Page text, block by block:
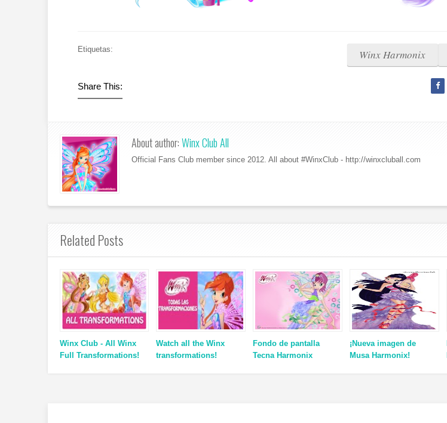
Etiquetas: Winx Harmonix
Share This:
About author:Winx Club All
Official Fans Club member since 2012. All about #WinxClub - http://winxcluball.com
Related Posts
Winx Club - All Winx
Full Transformations!
Watch all the Winx
transformations!
Fondo de pantalla
Tecna Harmonix
¡Nueva imagen de
Musa Harmonix!